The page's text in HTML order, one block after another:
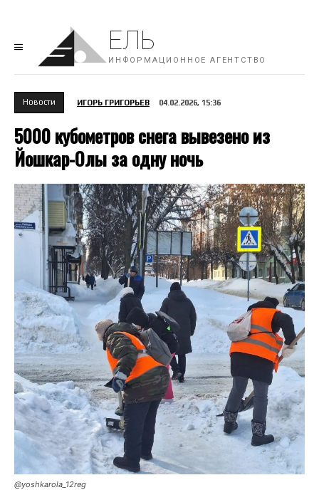
ЕЛЬ
ИНФОРМАЦИОННОЕ АГЕНТСТВО
Новости ИГОРЬ ГРИГОРЬЕВ 04.02.2026, 15:36
5000 кубометров снега вывезено из
Йошкар-Олы за одну ночь
@yoshkarola_12reg